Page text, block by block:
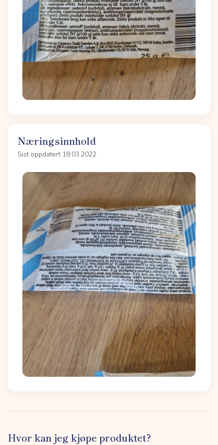
Næringsinnhold
Sist oppdatert 18.03.2022
Hvor kan jeg kjøpe produktet?